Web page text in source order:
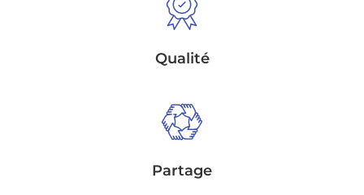
Qualité
Partage